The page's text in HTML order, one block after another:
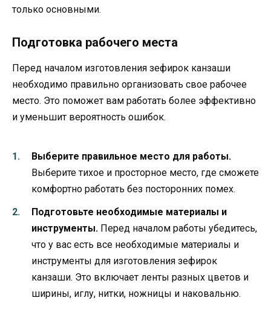
только основными.
Подготовка рабочего места
Перед началом изготовления зефирок канзаши
необходимо правильно организовать свое рабочее
место. Это поможет вам работать более эффективно
и уменьшит вероятность ошибок.
Выберите правильное место для работы.
Выберите тихое и просторное место, где сможете
комфортно работать без посторонних помех.
Подготовьте необходимые материалы и
инструменты. Перед началом работы убедитесь,
что у вас есть все необходимые материалы и
инструменты для изготовления зефирок
канзаши. Это включает ленты разных цветов и
ширины, иглу, нитки, ножницы и наковальню.